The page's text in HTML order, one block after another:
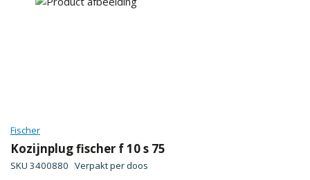
Fischer
Kozijnplug fischer f 10 s 75
SKU 3400880 Verpakt perdoos